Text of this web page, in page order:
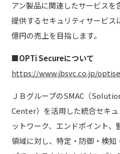
アン製品に関連したサービス
提供するセキュリティサービス
億円の売上を目指します。
■OPTi Secureについて
https://www.jbsvc.co.jp/
ＪＢグループのSMAC（
Center）を活用した統合セキ
ットワーク、エンドポイント
領域に対し、特定・防御・検